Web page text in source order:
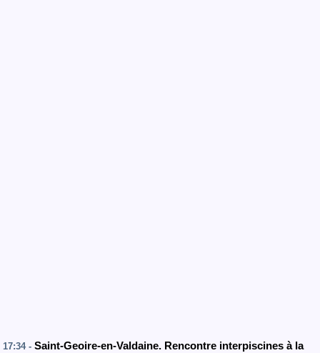
17:34 - Saint-Geoire-en-Valdaine. Rencontre interpiscines à la